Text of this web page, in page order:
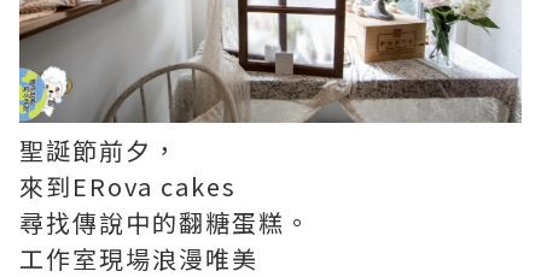
聖誕節前夕，
來到ERova cakes
尋找傳說中的翻糖蛋糕。
工作室現場浪漫唯美